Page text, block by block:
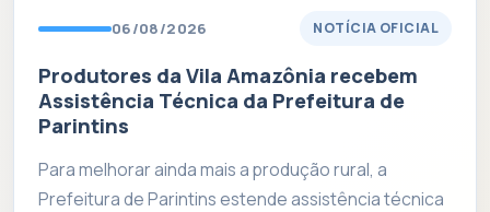
06/08/2026 NOTÍCIA OFICIAL
Produtores da Vila Amazônia recebem
Assistência Técnica da Prefeitura de
Parintins
Para melhorar ainda mais a produção rural, a
Prefeitura de Parintins estende assistência técnica